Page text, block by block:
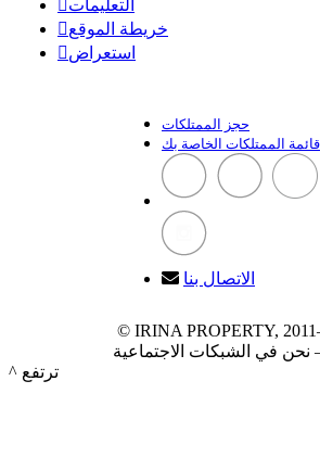
التعليمات
خريطة الموقع
استعراض
حجز الممتلكات
قائمة الممتلكات الخاصة بك
الاتصال بنا
© IRINA PROPERTY,
—
^ ترتفع